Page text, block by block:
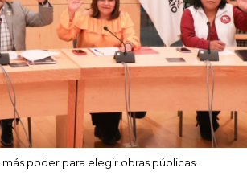
poder para elegir obras públicas.